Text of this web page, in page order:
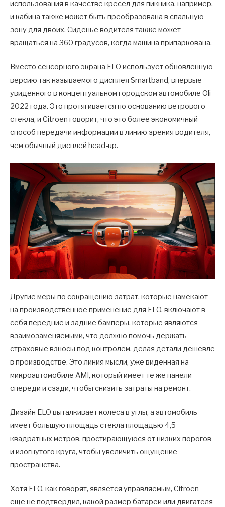
использования в качестве кресел для пикника, например,
и кабина также может быть преобразована в спальную
зону для двоих. Сиденье водителя также может
вращаться на 360 градусов, когда машина припаркована.
Вместо сенсорного экрана ELO использует обновленную
версию так называемого дисплея Smartband, впервые
увиденного в концептуальном городском автомобиле Oli
2022 года. Это протягивается по основанию ветрового
стекла, и Citroen говорит, что это более экономичный
способ передачи информации в линию зрения водителя,
чем обычный дисплей head-up.
Другие меры по сокращению затрат, которые намекают
на производственное применение для ELO, включают в
себя передние и задние бамперы, которые являются
взаимозаменяемыми, что должно помочь держать
страховые взносы под контролем, делая детали дешевле
в производстве. Это линия мысли, уже виденная на
микроавтомобиле AMI, который имеет те же панели
спереди и сзади, чтобы снизить затраты на ремонт.
Дизайн ELO выталкивает колеса в углы, а автомобиль
имеет большую площадь стекла площадью 4,5
квадратных метров, простирающуюся от низких порогов
и изогнутого круга, чтобы увеличить ощущение
пространства.
Хотя ELO, как говорят, является управляемым, Citroen
еще не подтвердил, какой размер батареи или двигателя